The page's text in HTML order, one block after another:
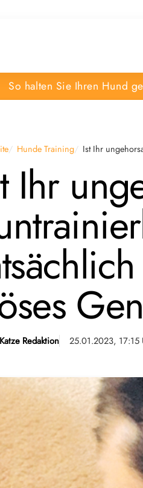
So halten Sie Ihren Hund
Hunde Training Ist Ihr
Ihr
Redaktion 25.01.2023, 17:15